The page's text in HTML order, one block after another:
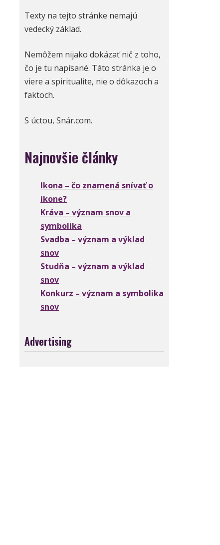
Texty na tejto stránke nemajú
vedecký základ.
Nemôžem nijako dokázať nič z toho,
čo je tu napísané. Táto stránka je o
viere a spiritualite, nie o dôkazoch a
faktoch.
S úctou, Snár.com.
Najnovšie články
Ikona – čo znamená snívať o
ikone?
Kráva – význam snov a
symbolika
Svadba – význam a výklad
snov
Studňa – význam a výklad
snov
Konkurz – význam a symbolika
snov
Advertising